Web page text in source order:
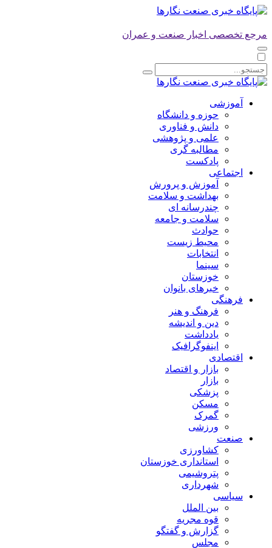
مرجع تخصصی اخبار صنعت و عمران
آموزشی
حوزه و دانشگاه
دانش و فناوری
علمی و پژوهشی
مطالبه گری
پادکست
اجتماعی
آموزش و پرورش
بهداشت و سلامت
چندرسانه ای
سلامت و جامعه
حوادث
محیط زیست
انتخابات
سینما
خوزستان
خبرهای بانوان
فرهنگی
فرهنگ و هنر
دین و اندیشه
یادداشت
اینفوگرافیک
اقتصادی
بازار و اقتصاد
بازار
پزشکی
مسکن
گمرک
ورزشی
صنعت
کشاورزی
استانداری خوزستان
پتروشیمی
شهرداری
سیاسی
بین الملل
قوه مجریه
گزارش و گفتگو
مجلس